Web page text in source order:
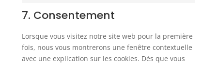
7. Consentement
Lorsque vous visitez notre site web pour la première
fois, nous vous montrerons une fenêtre contextuelle
avec une explication sur les cookies. Dès que vous